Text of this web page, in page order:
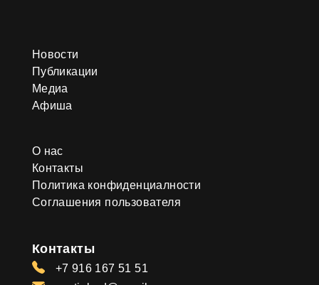
Новости
Публикации
Медиа
Афиша
О нас
Контакты
Политика конфиденциалности
Соглашения пользователя
Контакты
+7 916 167 51 51